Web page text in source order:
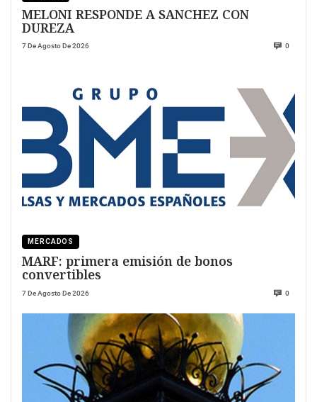
MELONI RESPONDE A SANCHEZ CON
DUREZA
7 De Agosto De 2026 0
MERCADOS
MARF: primera emisión de bonos
convertibles
7 De Agosto De 2026 0